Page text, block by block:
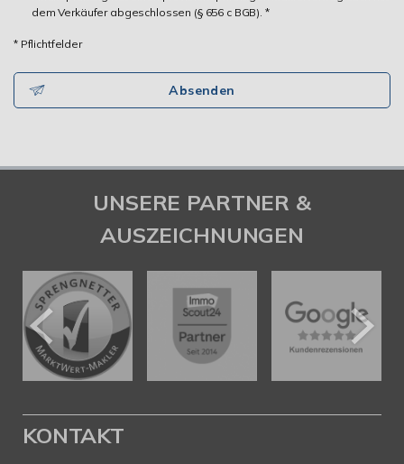
dem Verkäufer abgeschlossen (§ 656 c BGB). *
* Pflichtfelder
Absenden
UNSERE PARTNER &
AUSZEICHNUNGEN
KONTAKT